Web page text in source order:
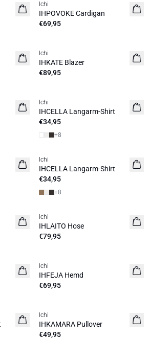
NEUHEIT
Ichi
IHPOVOKE Cardigan
€69,95
NEUHEIT
Ichi
IHKATE Blazer
€89,95
NEUHEIT
Ichi
IHCELLA Langarm-Shirt
€34,95
+8
NEUHEIT
Ichi
IHCELLA Langarm-Shirt
€34,95
+8
NEUHEIT
Ichi
IHLAITO Hose
€79,95
NEUHEIT
Ichi
IHFEJA Hemd
€69,95
NEUHEIT
Ichi
IHKAMARA Pullover
€49,95